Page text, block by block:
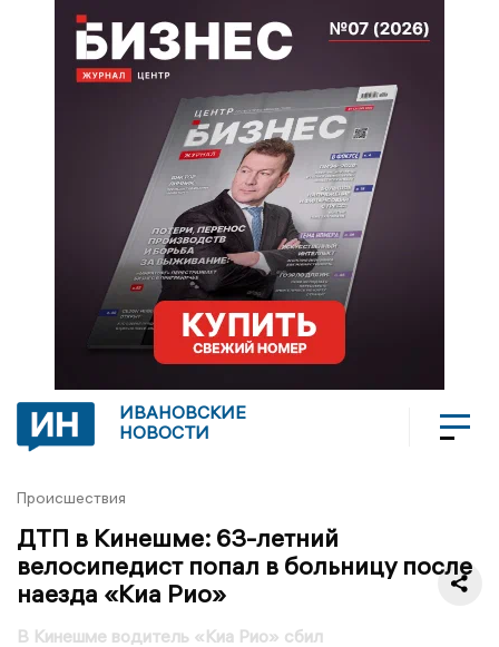
ИВАНОВСКИЕ
НОВОСТИ
Происшествия
ДТП в Кинешме: 63-летний
велосипедист попал в больницу после
наезда «Киа Рио»
В Кинешме водитель «Киа Рио» сбил